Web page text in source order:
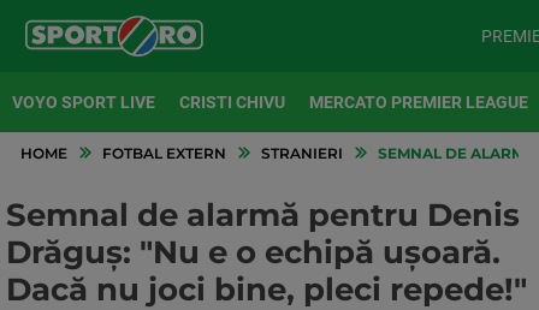
VOYO SPORT LIVE CRISTI CHIVU MERCATO PREMIER LEAGUE
HOME FOTBAL EXTERN STRANIERI SEMNAL DE
Semnal de alarmă pentru Denis
Drăguș: "Nu e o echipă ușoară.
Dacă nu joci bine, pleci repede!"